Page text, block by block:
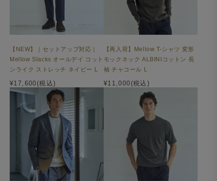
【NEW】｜セットアップ対応｜
Mellow Slacks オールデイ コット
ンライク ストレッチ ネイビー L
¥17,600(税込)
【再入荷】Mellow T-シャツ 変形
モックネック ALBINIコットン 長
袖 チャコール L
¥11,000(税込)